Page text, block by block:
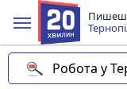
Пишеш
Робота у